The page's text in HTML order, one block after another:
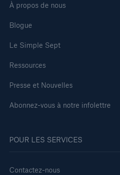
À propos de nous
Blogue
Le Simple Sept
Ressources
Presse et Nouvelles
Abonnez-vous à notre infolettre
POUR LES SERVICES
Contactez-nous